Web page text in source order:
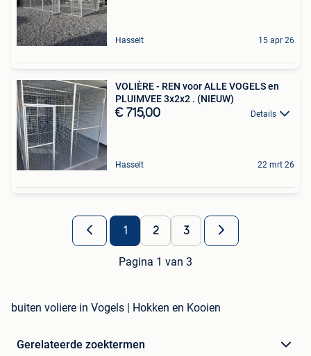
Hasselt 15 apr 26
VOLIÈRE - REN voor ALLE VOGELS en
PLUIMVEE 3x2x2 . (NIEUW)
€ 715,00 Details
Hasselt 22 mrt 26
1 2 3
Pagina 1 van 3
buiten voliere in Vogels | Hokken en Kooien
Gerelateerde zoektermen